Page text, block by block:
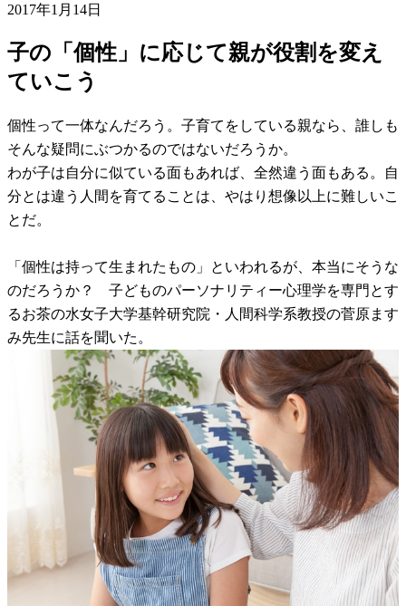
2017年1月14日
子の「個性」に応じて親が役割を変え
ていこう
個性って一体なんだろう。子育てをしている親なら、誰しも
そんな疑問にぶつかるのではないだろうか。
わが子は自分に似ている面もあれば、全然違う面もある。自
分とは違う人間を育てることは、やはり想像以上に難しいこ
とだ。
「個性は持って生まれたもの」といわれるが、本当にそうな
のだろうか？ 子どものパーソナリティー心理学を専門とす
るお茶の水女子大学基幹研究院・人間科学系教授の菅原ます
み先生に話を聞いた。